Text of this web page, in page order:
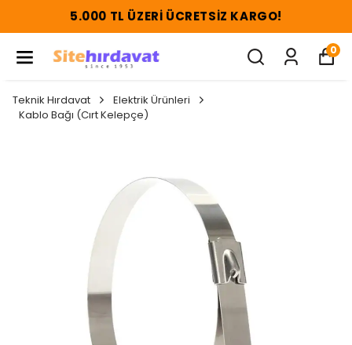
5.000 TL ÜZERI ÜCRETSIZ KARGO!
0
Teknik Hırdavat
Elektrik Ürünleri
Kablo Bağı (Cırt Kelepçe)